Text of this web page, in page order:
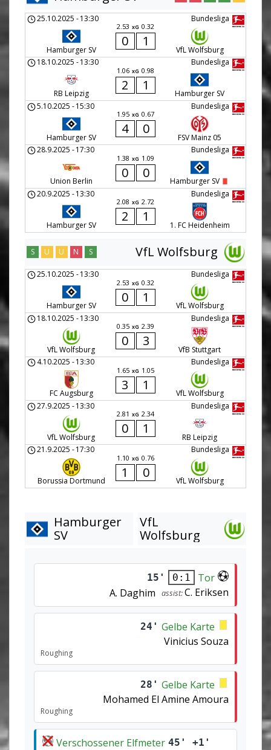
Bundesliga
25.10.2025 -13:30
Hamburger SV
2.53 xG 0.32
0 1
VfL Wolfsburg
Bundesliga
18.10.2025 -13:30
RB Leipzig
1.06 xG 0.98
2 1
Hamburger SV
Bundesliga
5.10.2025 -15:30
Hamburger SV
1.95 xG 0.67
4 0
FSV Mainz 05
Bundesliga
28.9.2025 -17:30
Union Berlin
1.38 xG 1.09
0 0
Hamburger SV
Bundesliga
20.9.2025 -13:30
Hamburger SV
2.08 xG 2.72
2 1
1. FC Heidenheim
VfL Wolfsburg
S U U N S
Bundesliga
25.10.2025 -13:30
Hamburger SV
2.53 xG 0.32
0 1
VfL Wolfsburg
Bundesliga
18.10.2025 -13:30
VfL Wolfsburg
0.35 xG 2.39
0 3
VfB Stuttgart
Bundesliga
4.10.2025 -13:30
FC Augsburg
1.65 xG 1.05
3 1
VfL Wolfsburg
Bundesliga
27.9.2025 -13:30
VfL Wolfsburg
2.81 xG 2.34
0 1
RB Leipzig
Bundesliga
21.9.2025 -17:30
Borussia Dortmund
1.10 xG 0.76
1 0
VfL Wolfsburg
Hamburger
SV
VfL
Wolfsburg
15' 0:1
Tor
A. Daghim
assist:C. Eriksen
24' Gelbe Karte
Vinicius Souza
Roughing
28' Gelbe Karte
Mohamed El Amine Amoura
Roughing
Verschossener Elfmeter 45' +1'